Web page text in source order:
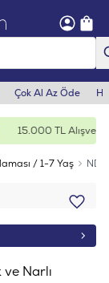
Çok Al Az Öde
15.000 TL Alışverişe
/ 1-7 Yaş ND
Narlı